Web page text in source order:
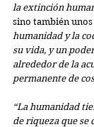
la extinción
sino también unos
humanidad y la
su vida, y un
alrededor de la
permanente de
“La humanidad
de riqueza que se